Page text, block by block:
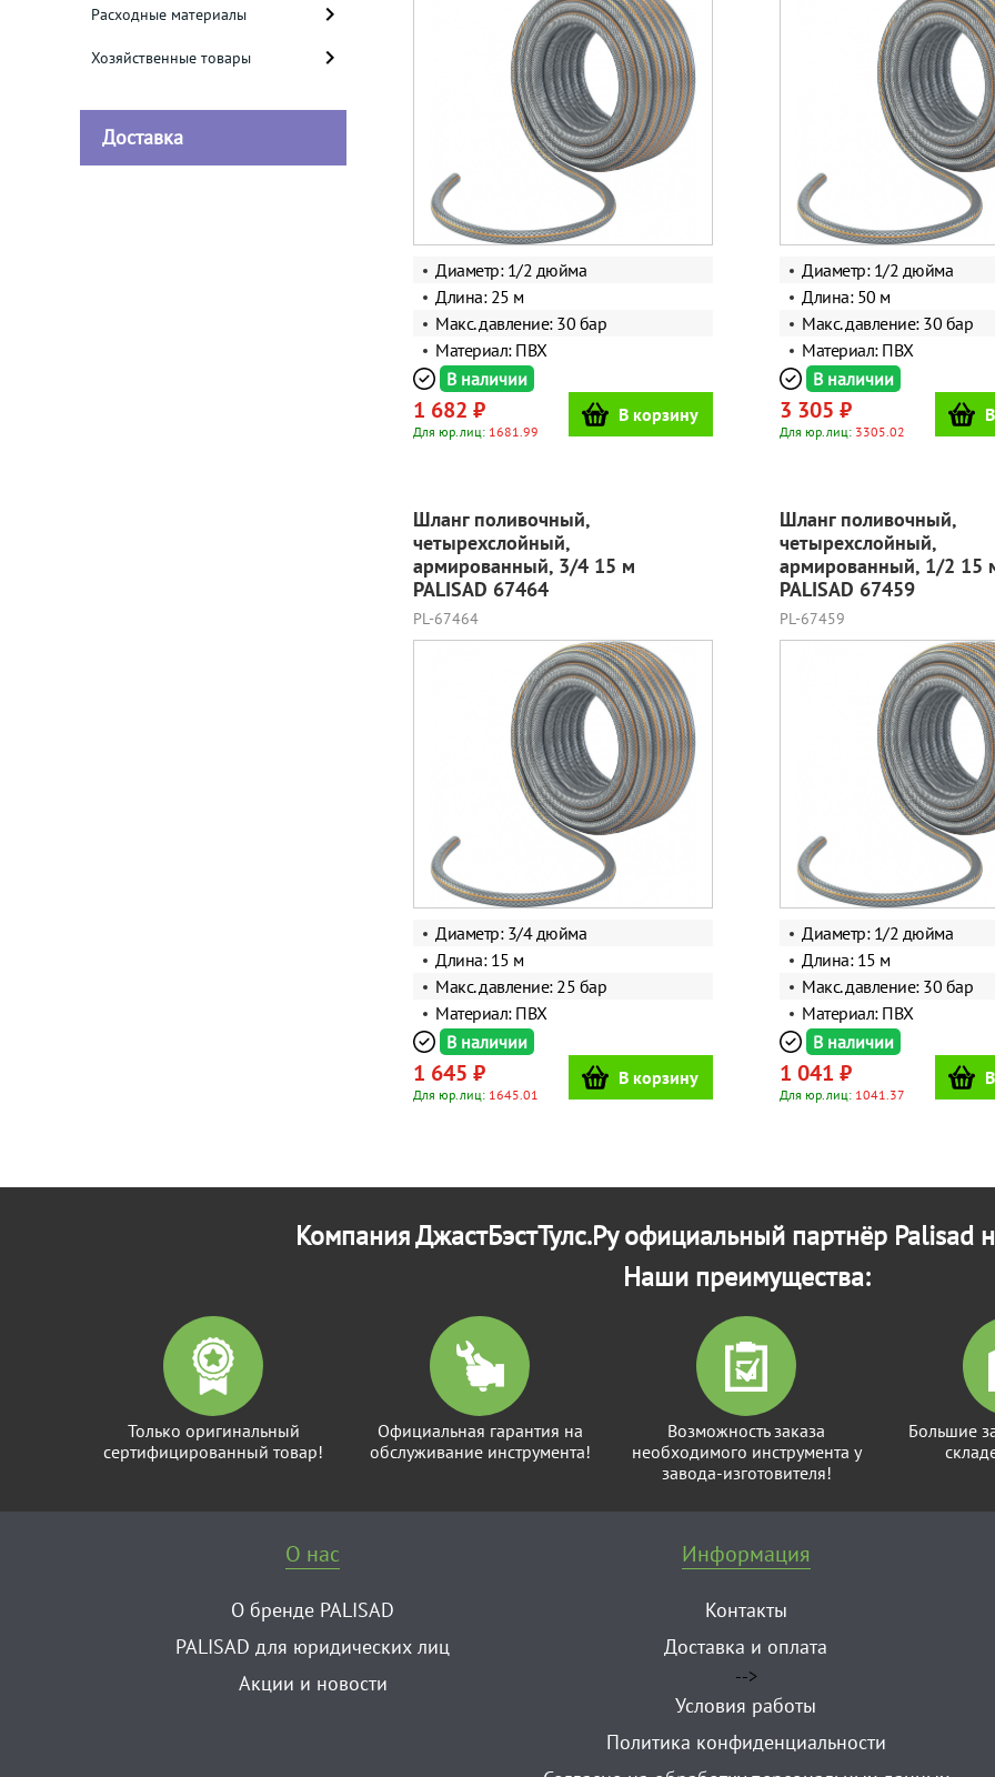
Расходные материалы
Хозяйственные товары
Доставка
Диаметр: 1/2 дюйма
Длина: 25 м
Макс. давление: 30 бар
Материал: ПВХ
В наличии
1 682 ₽
Для юр.лиц: 1681.99
В корзину
Диаметр: 1/2 дюйма
Длина: 50 м
Макс. давление: 30 бар
Материал: ПВХ
В наличии
3 305 ₽
Для юр.лиц: 3305.02
Шланг поливочный,
четырехслойный,
армированный, 3/4 15 м
PALISAD 67464
PL-67464
Диаметр: 3/4 дюйма
Длина: 15 м
Макс. давление: 25 бар
Материал: ПВХ
В наличии
1 645 ₽
Для юр.лиц: 1645.01
В корзину
Шланг поливочный,
четырехслойный,
армированный, 1/2 15
PALISAD 67459
PL-67459
Диаметр: 1/2 дюйма
Длина: 15 м
Макс. давление: 30 бар
Материал: ПВХ
В наличии
1 041 ₽
Для юр.лиц: 1041.37
Компания ДжастБэстТулс.Ру официальный партнёр Palisad
Наши преимущества:
Только оригинальный
сертифицированный товар!
Официальная гарантия на
обслуживание инструмента!
Возможность заказа
необходимого инструмента у
завода-изготовителя!
Большие
О нас
О бренде PALISAD
PALISAD для юридических лиц
Акции и новости
Информация
Контакты
Доставка и оплата
-->
Условия работы
Политика конфиденциальности